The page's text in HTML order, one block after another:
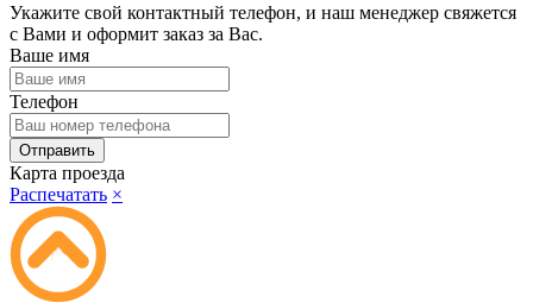
Укажите свой контактный телефон, и наш менеджер свяжется
с Вами и оформит заказ за Вас.
Ваше имя
Телефон
Карта проезда
Распечатать ×